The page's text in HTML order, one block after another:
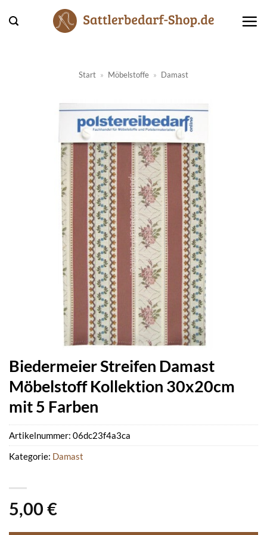
Inhalt
Start » Möbelstoffe » Damast
Biedermeier Streifen Damast
Möbelstoff Kollektion 30x20cm
mit 5 Farben
5,00 €
Artikelnummer: 06dc23f4a3ca
Kategorie: Damast